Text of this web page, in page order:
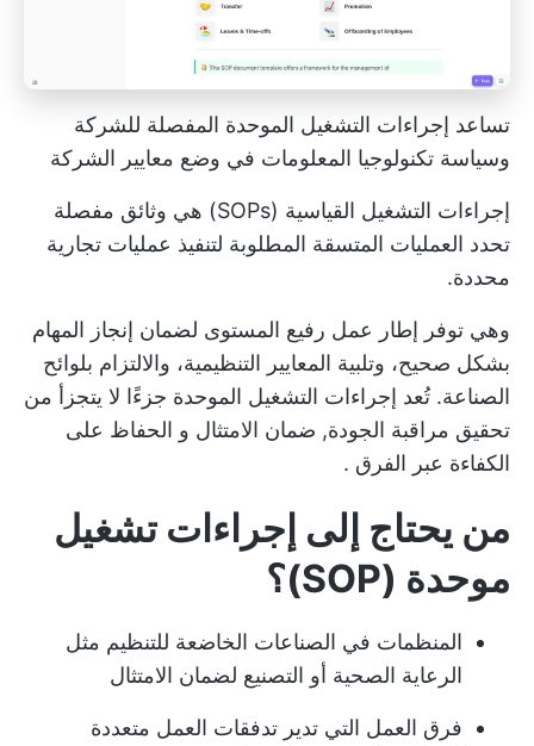
تساعد إجراءات التشغيل الموحدة المفصلة للشركة
وسياسة تكنولوجيا المعلومات في وضع معايير الشركة
إجراءات التشغيل القياسية (SOPs) هي وثائق مفصلة
تحدد العمليات المتسقة المطلوبة لتنفيذ عمليات تجارية
محددة.
وهي توفر إطار عمل رفيع المستوى لضمان إنجاز المهام
بشكل صحيح، وتلبية المعايير التنظيمية، والالتزام بلوائح
الصناعة. تُعد إجراءات التشغيل الموحدة جزءًا لا يتجزأ من
تحقيق مراقبة الجودة, ضمان الامتثال و الحفاظ على
الكفاءة عبر الفرق .
من يحتاج إلى إجراءات تشغيل
موحدة (SOP)؟
المنظمات في الصناعات الخاضعة للتنظيم مثل
الرعاية الصحية أو التصنيع لضمان الامتثال
فرق العمل التي تدير تدفقات العمل متعددة